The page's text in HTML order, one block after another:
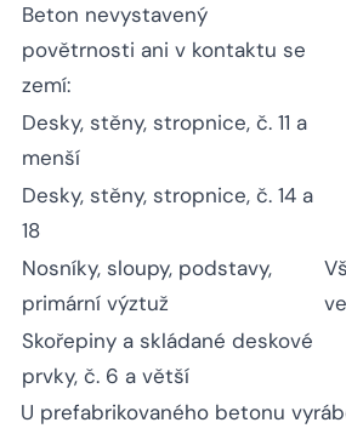
Beton nevystavený
povětrnosti ani v kontaktu se
zemí:
Desky, stěny, stropnice, č. 11 a
menší
Desky, stěny, stropnice, č. 14 a
18
Nosníky, sloupy, podstavy,
primární výztuž
Skořepiny a skládané deskové
prvky, č. 6 a větší
U prefabrikovaného betonu